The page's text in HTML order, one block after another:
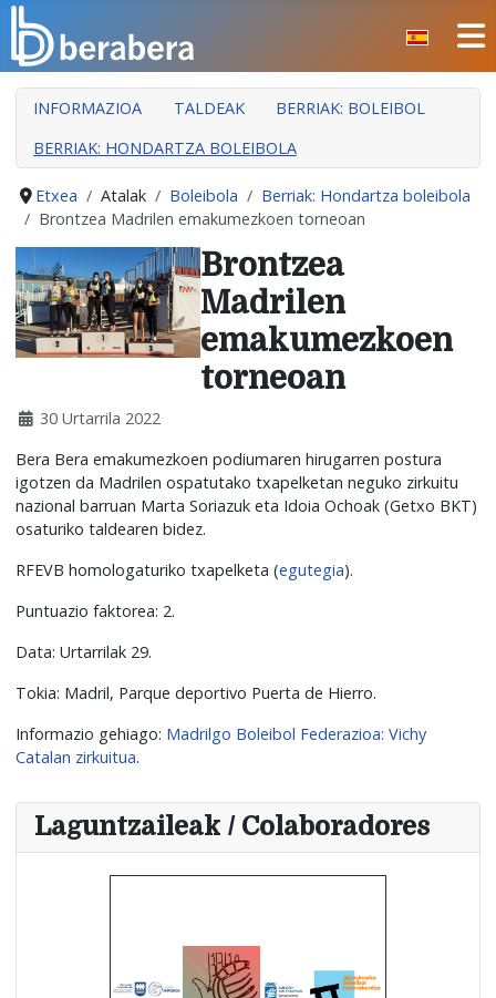
INFORMAZIOA TALDEAK
BERRIAK: BOLEIBOL
BERRIAK: HONDARTZA BOLEIBOLA
Etxea Atalak Boleibola
Berriak: Hondartza boleibola
Brontzea Madrilen emakumezkoen torneoan
Brontzea
Madrilen
emakumezkoen
torneoan
30 Urtarrila 2022
Bera Bera emakumezkoen podiumaren hirugarren postura
igotzen da Madrilen ospatutako txapelketan neguko zirkuitu
nazional barruan Marta Soriazuk eta Idoia Ochoak (Getxo BKT)
osaturiko taldearen bidez.
RFEVB homologaturiko txapelketa (egutegia).
Puntuazio faktorea: 2.
Data: Urtarrilak 29.
Tokia: Madril, Parque deportivo Puerta de Hierro.
Informazio gehiago: Madrilgo Boleibol Federazioa: Vichy
Catalan zirkuitua.
Laguntzaileak / Colaboradores